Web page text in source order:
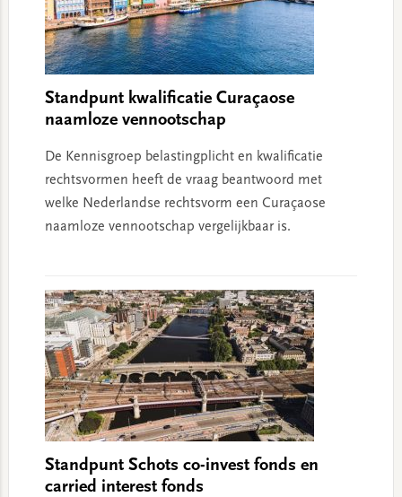
Standpunt kwalificatie Curaçaose
naamloze vennootschap
De Kennisgroep belastingplicht en kwalificatie
rechtsvormen heeft de vraag beantwoord met
welke Nederlandse rechtsvorm een Curaçaose
naamloze vennootschap vergelijkbaar is.
Standpunt Schots co-invest fonds en
carried interest fonds